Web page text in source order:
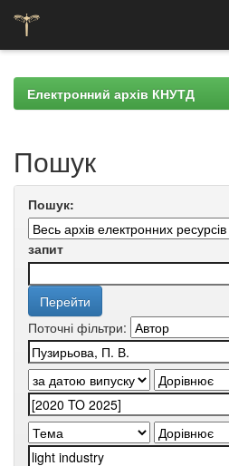
navigationЕлектронний архів КНУТД
Пошук
Пошук:
запит
Поточні фільтри: